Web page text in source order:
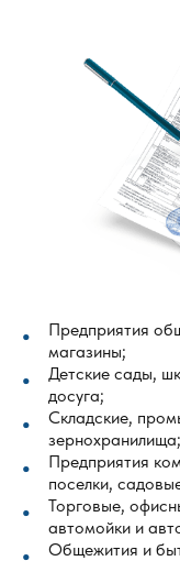
Предприятия
магазины;
Детские сады,
досуга;
Складские,
зернохранилища;
Предприятия
поселки,
Торговые,
автомойки и
Общежития и